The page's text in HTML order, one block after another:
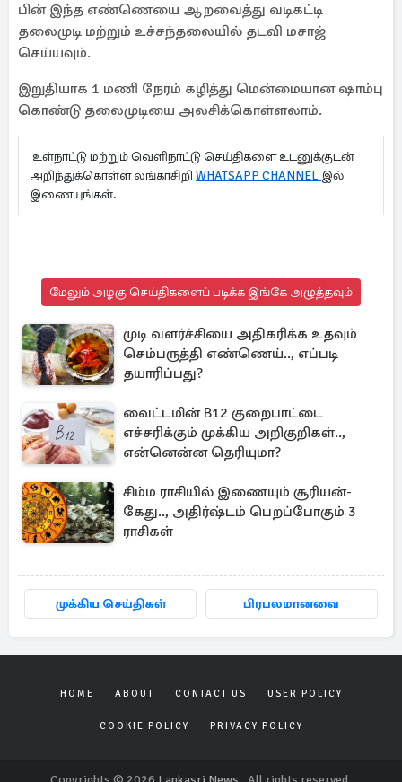
பின் இந்த எண்ணெயை ஆறவைத்து வடிகட்டி
தலைமுடி மற்றும் உச்சந்தலையில் தடவி மசாஜ்
செய்யவும்.
இறுதியாக 1 மணி நேரம் கழித்து மென்மையான ஷாம்பு
கொண்டு தலைமுடியை அலசிக்கொள்ளலாம்.
உள்நாட்டு மற்றும் வெளிநாட்டு செய்திகளை உடனுக்குடன்
அறிந்துக்கொள்ள லங்காசிறி WHATSAPP CHANNEL இல்
இணையுங்கள்.
மேலும் அழகு செய்திகளைப் படிக்க இங்கே அழுத்தவும்
முடி வளர்ச்சியை அதிகரிக்க உதவும்
செம்பருத்தி எண்ணெய்.., எப்படி
தயாரிப்பது?
வைட்டமின் B12 குறைபாட்டை
எச்சரிக்கும் முக்கிய அறிகுறிகள்..,
என்னென்ன தெரியுமா?
சிம்ம ராசியில் இணையும் சூரியன்-
கேது.., அதிர்ஷ்டம் பெறப்போகும் 3
ராசிகள்
முக்கிய செய்திகள் பிரபலமானவை
HOME ABOUT CONTACT US USER POLICY
COOKIE POLICY PRIVACY POLICY